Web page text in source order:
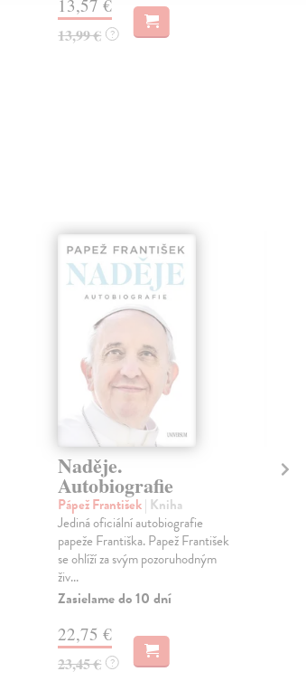
13,57 €
13,99 € ?
Naděje.
Autobiografie
Pápež František| Kniha
Jediná oficiální autobiografie
papeže Františka. Papež František
se ohlíží za svým pozoruhodným
živ...
Zasielame do 10 dní
22,75 €
23,45 € ?